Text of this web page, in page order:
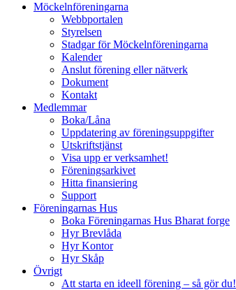
Möckelnföreningarna
Webbportalen
Styrelsen
Stadgar för Möckelnföreningarna
Kalender
Anslut förening eller nätverk
Dokument
Kontakt
Medlemmar
Boka/Låna
Uppdatering av föreningsuppgifter
Utskriftstjänst
Visa upp er verksamhet!
Föreningsarkivet
Hitta finansiering
Support
Föreningarnas Hus
Boka Föreningarnas Hus Bharat forge
Hyr Brevlåda
Hyr Kontor
Hyr Skåp
Övrigt
Att starta en ideell förening – så gör du!